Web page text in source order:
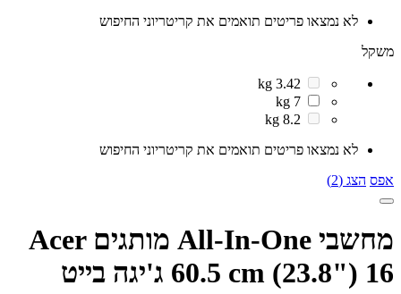
לא נמצאו פריטים תואמים את קריטריוני החיפוש
משקל
3.42 kg
7 kg
8.2 kg
לא נמצאו פריטים תואמים את קריטריוני החיפוש
אפס הצג (2)
מחשבי All-In-One מותגים Acer
60.5 cm (23.8") 16 ג'יגה בייט